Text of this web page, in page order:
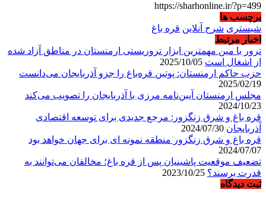
https://sharhonline.ir/?p=499
برچسب ها
شبستری شرح آنلاین قره باغ
اخبار مرتبط
ترور با مین مهمترین ابزار تروریستی ارمنستان در مناطق آزاد شده
از اشغال است
حزب حاکم ارمنستان: پوتین قره‌باغ را جزو آذربایجان می‌دانست
2025/02/19
مجلس ارمنستان آیین‌نامه مرزی با آذربایجان را تصویب می‌کند
2024/10/23
قره باغ و شرق زنگزور: مرجع جدیدی برای توسعه اقتصادی
آذربایجان
قره باغ و شرق زنگزور منطقه نمونه ای برای جهان خواهد بود
2024/07/07
تضعیف موقعیت پاشینیان پس از قره باغ؛ مخالفان می‌توانند به
قدرت برسند؟
ثبت دیدگاه